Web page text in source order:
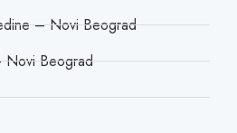
– Novi Beograd
Novi Beograd